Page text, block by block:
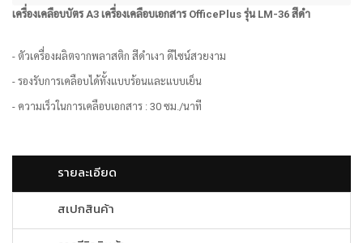
เครื่องเคลือบบัตร A3 เครื่องเคลือบเอกสาร OfficePlus รุ่น LM-36 สีดำ
- ตัวเครื่องผลิตจากพลาสติก สีดำเงา ดีไซน์สวยงาม
- รองรับการเคลือบได้ทั้งแบบร้อนและแบบเย็น
- ความเร็วในการเคลือบเอกสาร : 30 ซม./นาที
รายละเอียด
สเปกสินค้า